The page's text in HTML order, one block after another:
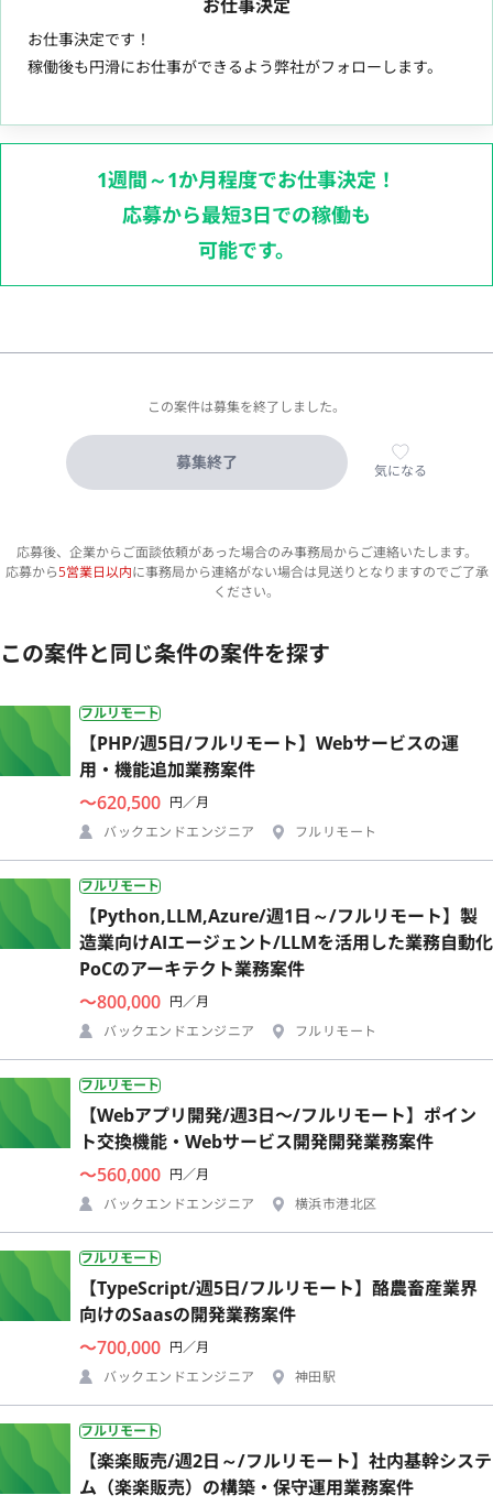
お仕事決定
お仕事決定です！
稼働後も円滑にお仕事ができるよう弊社がフォローします。
1週間～1か月程度でお仕事決定！
応募から最短3日での稼働も
可能です。
この案件は募集を終了しました。
募集終了 気になる
応募後、企業からご面談依頼があった場合のみ事務局からご連絡いたします。
応募から5営業日以内に事務局から連絡がない場合は見送りとなりますのでご了承
ください。
この案件と同じ条件の案件を探す
フルリモート
【PHP/週5日/フルリモート】Webサービスの運
用・機能追加業務案件
〜620,500 円／月
バックエンドエンジニア
フルリモート
フルリモート
【Python,LLM,Azure/週1日～/フルリモート】製
造業向けAIエージェント/LLMを活用した業務自動化
PoCのアーキテクト業務案件
〜800,000 円／月
バックエンドエンジニア
フルリモート
フルリモート
【Webアプリ開発/週3日〜/フルリモート】ポイン
ト交換機能・Webサービス開発開発業務案件
〜560,000 円／月
バックエンドエンジニア
横浜市港北区
フルリモート
【TypeScript/週5日/フルリモート】酪農畜産業界
向けのSaasの開発業務案件
〜700,000 円／月
バックエンドエンジニア
神田駅
フルリモート
【楽楽販売/週2日～/フルリモート】社内基幹システ
ム（楽楽販売）の構築・保守運用業務案件